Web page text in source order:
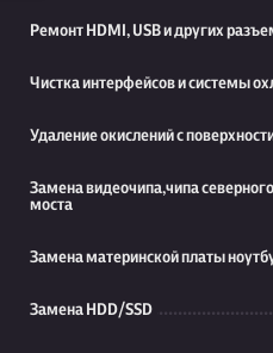
Ремонт HDMI, USB и других
Чистка интерфейсов и системы
Удаление окислений с
Замена видеочипа,чипа
моста
Замена материнской платы
Замена HDD/SSD